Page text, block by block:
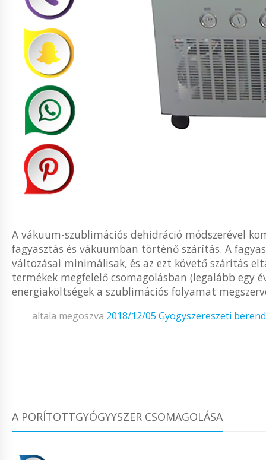
A vákuum-szublimációs dehidráció módszerével
fagyasztás és vákuumban történő szárítás. A
változásai minimálisak, és az ezt követő szárítás
termékek megfelelő csomagolásban (legalább egy
energiaköltségek a szublimációs folyamat
altala megoszva 2018/12/05 Gyogyszereszeti
A PORÍTOTTGYÓGYYSZER CSOMAGOLÁSA